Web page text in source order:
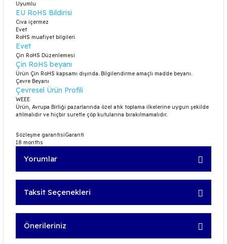
Uyumlu
EU RoHS Bildirisi
Cıva içermez
Evet
RoHS muafiyet bilgileri
Evet
Çin RoHS Düzenlemesi
Çin RoHS beyanı
Ürün Çin RoHS kapsamı dışında. Bilgilendirme amaçlı madde beyanı.
Çevre Beyanı
Çevresel Ürün Profili
WEEE
Ürün, Avrupa Birliği pazarlarında özel atık toplama ilkelerine uygun şekilde
atılmalıdır ve hiçbir suretle çöp kutularına bırakılmamalıdır.
Sözleşme garantisiGaranti
18 months
Yorumlar
Bu ürüne ilk yorumu siz yapın!
Taksit Seçenekleri
Önerileriniz